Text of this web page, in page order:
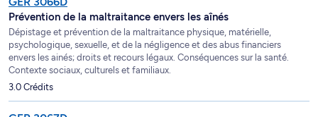
Prévention de la maltraitance envers les aînés
Dépistage et prévention de la maltraitance physique, matérielle,
psychologique, sexuelle, et de la négligence et des abus financiers
envers les ainés; droits et recours légaux. Conséquences sur la santé.
Contexte sociaux, culturels et familiaux.
3.0 Crédits